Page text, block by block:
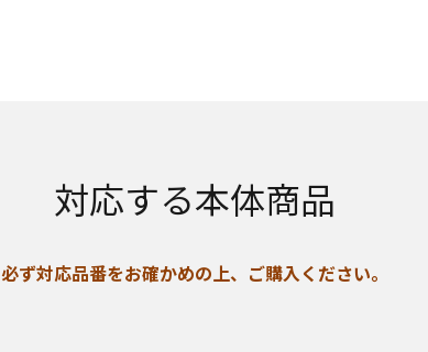
対応する本体商品
必ず対応品番をお確かめの上、ご購入ください。